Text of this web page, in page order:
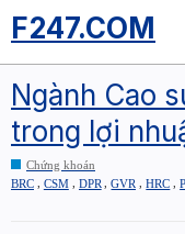
F247.COM
Ngành Cao
trong lợi
Chứng khoán
BRC
CSM DPR ,GVR ,HRC ,